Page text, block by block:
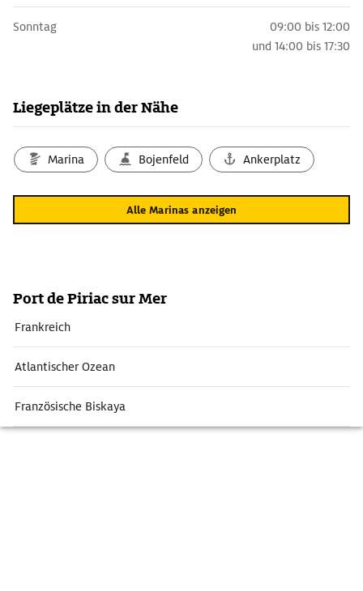
Sonntag
09:00 bis 12:00
und 14:00 bis 17:30
Liegeplätze in der Nähe
Marina Bojenfeld Ankerplatz
Alle Marinas anzeigen
Port de Piriac sur Mer
Frankreich
Atlantischer Ozean
Französische Biskaya